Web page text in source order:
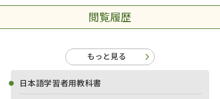
閲覧履歴
もっと見る
日本語学習者用教科書